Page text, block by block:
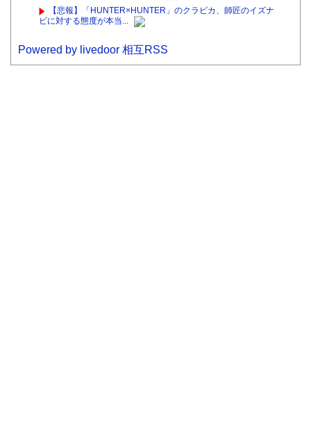
【悲報】「HUNTER×HUNTER」のクラピカ、師匠のイズナ
ビに対する態度が本当...
Powered by livedoor 相互RSS